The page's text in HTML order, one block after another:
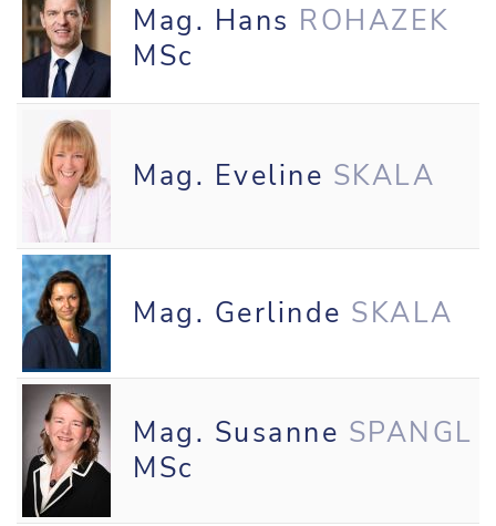
Mag. Hans ROHAZEK
MSc
Mag. Eveline SKALA
Mag. Gerlinde SKALA
Mag. Susanne SPANGL
MSc